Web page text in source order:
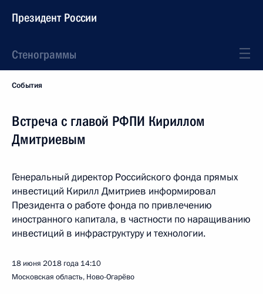
Президент России
Стенограммы
События
Встреча с главой РФПИ Кириллом
Дмитриевым
Генеральный директор Российского фонда прямых
инвестиций Кирилл Дмитриев информировал
Президента о работе фонда по привлечению
иностранного капитала, в частности по наращиванию
инвестиций в инфраструктуру и технологии.
18 июня 2018 года 14:10
Московская область, Ново-Огарёво